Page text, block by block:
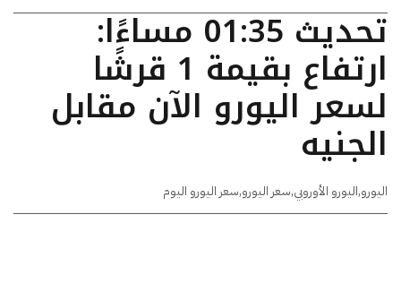
تحديث 01:35 مساءًا:
ارتفاع بقيمة 1 قرشًا
لسعر اليورو الآن مقابل
الجنيه
اليورو,اليورو الأوروبي,سعر اليورو,سعر اليورو اليوم